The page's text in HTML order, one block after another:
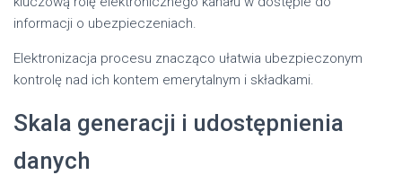
informacji o ubezpieczeniach.
Elektronizacja procesu znacząco ułatwia ubezpieczonym
kontrolę nad ich kontem emerytalnym i składkami.
Skala generacji i udostępnienia
danych